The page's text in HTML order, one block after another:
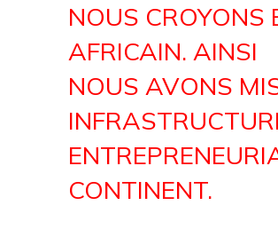
NOUS CROYONS
AFRICAIN. AINSI
NOUS AVONS
CONTINENT.